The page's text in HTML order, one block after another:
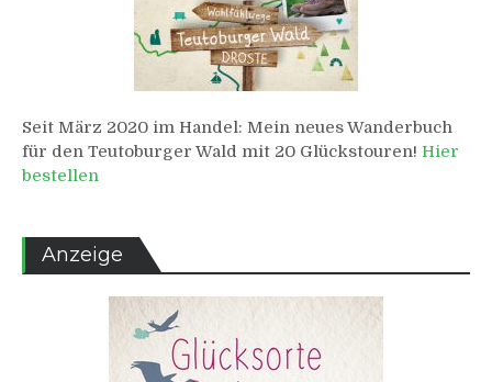
Seit März 2020 im Handel: Mein neues Wanderbuch
für den Teutoburger Wald mit 20 Glückstouren! Hier
bestellen
Anzeige